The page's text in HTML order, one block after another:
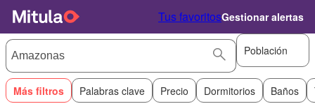
Tus favoritosGestionar alertas
Población
Más filtros Palabras clave Precio Dormitorios Baños